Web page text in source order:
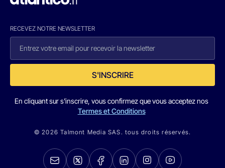
RECEVEZ NOTRE NEWSLETTER
S'INSCRIRE
En cliquant sur s'inscrire, vous confirmez que vous acceptez nos
Termes et Conditions
© 2026 Talmont Media SAS. tous droits réservés.